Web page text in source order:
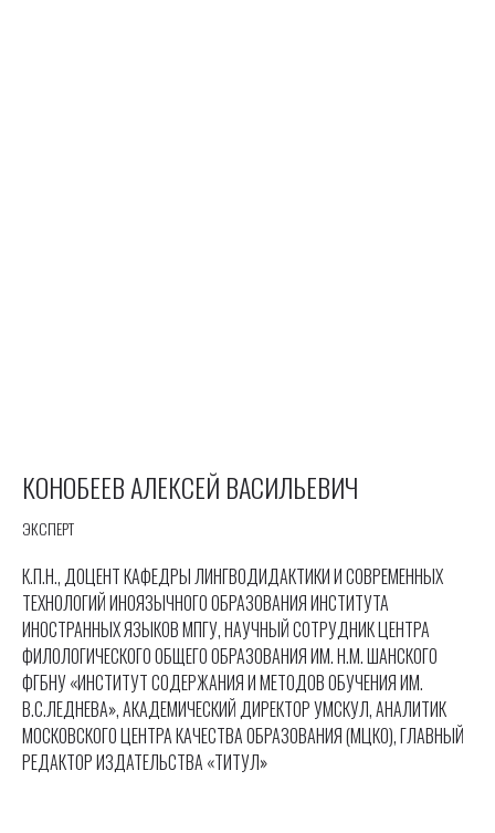
КОНОБЕЕВ АЛЕКСЕЙ ВАСИЛЬЕВИЧ
ЭКСПЕРТ
К.П.Н., ДОЦЕНТ КАФЕДРЫ ЛИНГВОДИДАКТИКИ И СОВРЕМЕННЫХ
ТЕХНОЛОГИЙ ИНОЯЗЫЧНОГО ОБРАЗОВАНИЯ ИНСТИТУТА
ИНОСТРАННЫХ ЯЗЫКОВ МПГУ, НАУЧНЫЙ СОТРУДНИК ЦЕНТРА
ФИЛОЛОГИЧЕСКОГО ОБЩЕГО ОБРАЗОВАНИЯ ИМ. Н.М. ШАНСКОГО
ФГБНУ «ИНСТИТУТ СОДЕРЖАНИЯ И МЕТОДОВ ОБУЧЕНИЯ ИМ.
В.С.ЛЕДНЕВА», АКАДЕМИЧЕСКИЙ ДИРЕКТОР УМСКУЛ, АНАЛИТИК
МОСКОВСКОГО ЦЕНТРА КАЧЕСТВА ОБРАЗОВАНИЯ (МЦКО), ГЛАВНЫЙ
РЕДАКТОР ИЗДАТЕЛЬСТВА «ТИТУЛ»